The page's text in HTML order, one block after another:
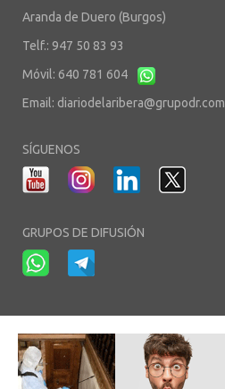
Aranda de Duero (Burgos)
Telf.: 947 50 83 93
Móvil: 640 781 604
Email: diariodelaribera@grupodr.com
SÍGUENOS
GRUPOS DE DIFUSIÓN